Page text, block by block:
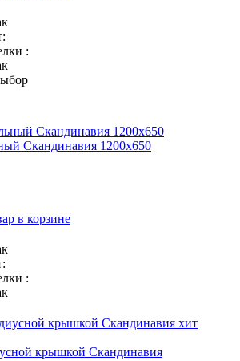
:
Скандинавия 1200х650
в корзине
:
хит
крышкой Скандинавия